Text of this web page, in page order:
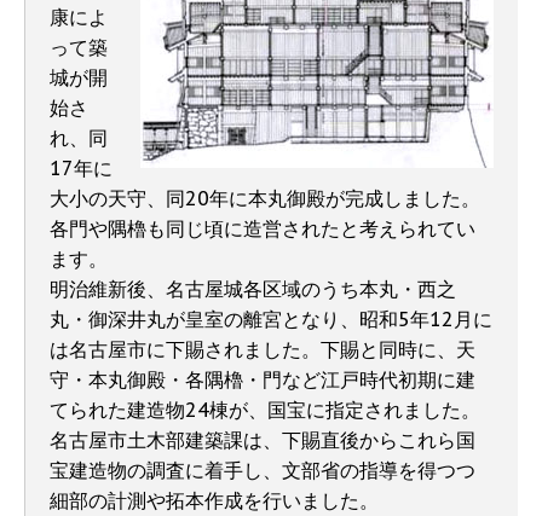
康によ
って築
城が開
始さ
れ、同
17年に
大小の天守、同20年に本丸御殿が完成しました。
各門や隅櫓も同じ頃に造営されたと考えられてい
ます。
明治維新後、名古屋城各区域のうち本丸・西之
丸・御深井丸が皇室の離宮となり、昭和5年12月に
は名古屋市に下賜されました。下賜と同時に、天
守・本丸御殿・各隅櫓・門など江戸時代初期に建
てられた建造物24棟が、国宝に指定されました。
名古屋市土木部建築課は、下賜直後からこれら国
宝建造物の調査に着手し、文部省の指導を得つつ
細部の計測や拓本作成を行いました。